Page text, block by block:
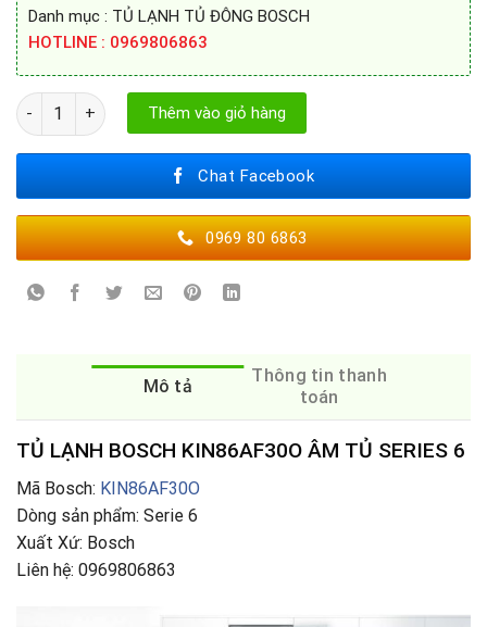
Danh mục : TỦ LẠNH TỦ ĐÔNG BOSCH
HOTLINE : 0969806863
TỦ LẠNH BOSCH KIN86AF30O số lượng
Thêm vào giỏ hàng
Chat Facebook
0969 80 6863
Mô tả
Thông tin thanh
toán
TỦ LẠNH BOSCH KIN86AF30O ÂM TỦ SERIES 6
Mã Bosch: KIN86AF30O
Dòng sản phẩm: Serie 6
Xuất Xứ: Bosch
Liên hệ: 0969806863